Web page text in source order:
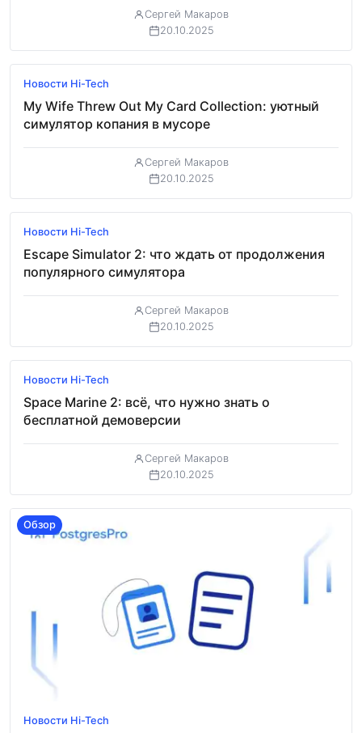
Сергей Макаров
20.10.2025
Обзор
Новости Hi-Tech
My Wife Threw Out My Card Collection: уютный
симулятор копания в мусоре
Сергей Макаров
20.10.2025
Обзор
Новости Hi-Tech
Escape Simulator 2: что ждать от продолжения
популярного симулятора
Сергей Макаров
20.10.2025
Обзор
Новости Hi-Tech
Space Marine 2: всё, что нужно знать о
бесплатной демоверсии
Сергей Макаров
20.10.2025
Обзор
Новости Hi-Tech